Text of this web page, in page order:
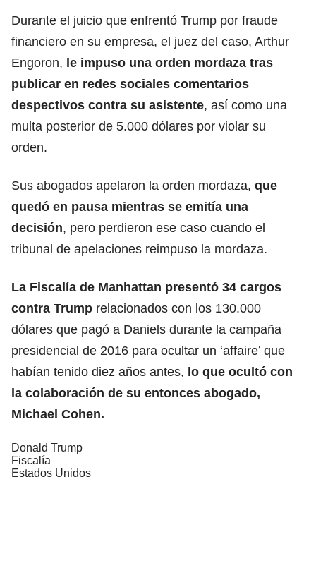
Durante el juicio que enfrentó Trump por fraude
financiero en su empresa, el juez del caso, Arthur
Engoron, le impuso una orden mordaza tras
publicar en redes sociales comentarios
despectivos contra su asistente, así como una
multa posterior de 5.000 dólares por violar su
orden.
Sus abogados apelaron la orden mordaza, que
quedó en pausa mientras se emitía una
decisión, pero perdieron ese caso cuando el
tribunal de apelaciones reimpuso la mordaza.
La Fiscalía de Manhattan presentó 34 cargos
contra Trump relacionados con los 130.000
dólares que pagó a Daniels durante la campaña
presidencial de 2016 para ocultar un ‘affaire’ que
habían tenido diez años antes, lo que ocultó con
la colaboración de su entonces abogado,
Michael Cohen.
Donald Trump
Fiscalía
Estados Unidos